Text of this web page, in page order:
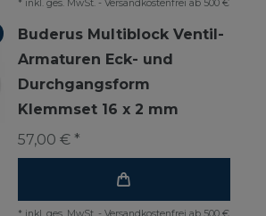
* inkl. ges. MwSt. - Versandkostenfrei ab 500 €
Buderus Multiblock Ventil-
Armaturen Eck- und
Durchgangsform
Klemmset 16 x 2 mm
57,00 € *